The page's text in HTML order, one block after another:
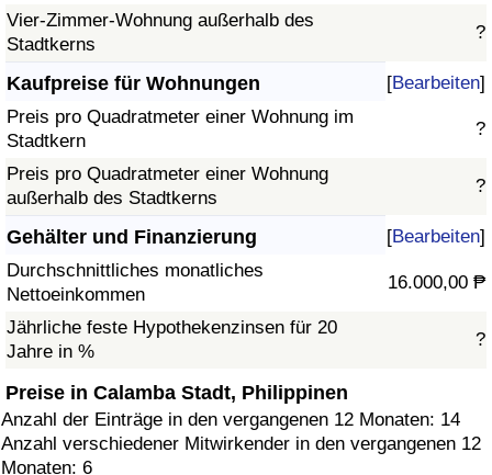
Vier-Zimmer-Wohnung außerhalb des
Stadtkerns
?
Kaufpreise für Wohnungen [Bearbeiten]
Preis pro Quadratmeter einer Wohnung im
Stadtkern
?
Preis pro Quadratmeter einer Wohnung
außerhalb des Stadtkerns
?
Gehälter und Finanzierung [Bearbeiten]
Durchschnittliches monatliches
Nettoeinkommen
16.000,00 ₱
Jährliche feste Hypothekenzinsen für 20
Jahre in %
?
Preise in Calamba Stadt, Philippinen
Anzahl der Einträge in den vergangenen 12 Monaten: 14
Anzahl verschiedener Mitwirkender in den vergangenen 12
Monaten: 6